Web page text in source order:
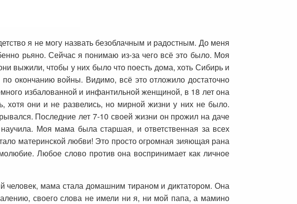
я не могу назвать безоблачным и радостным. До меня
рьяно. Сейчас я понимаю из-за чего всё это было. Моя
выжили, чтобы у них было что поесть дома, хоть Сибирь и
окончанию войны. Видимо, всё это отложило достаточно
избалованной и инфантильной женщиной, в 18 лет она
хотя они и не развелись, но мирной жизни у них не было.
Последние лет 7-10 своей жизни он прожил на даче
Моя мама была старшая, и ответственная за всех
материнской любви! Это просто огромная зияющая рана
Любое слово против она воспринимает как личное
мама стала домашним тираном и диктатором. Она
своего слова не имели ни я, ни мой папа, а мамино